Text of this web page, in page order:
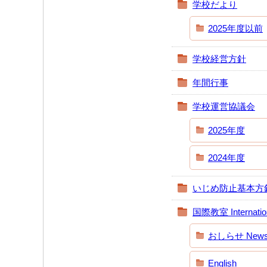
学校だより
2025年度以前
学校経営方針
年間行事
学校運営協議会
2025年度
2024年度
いじめ防止基本方
国際教室
おしらせ
English